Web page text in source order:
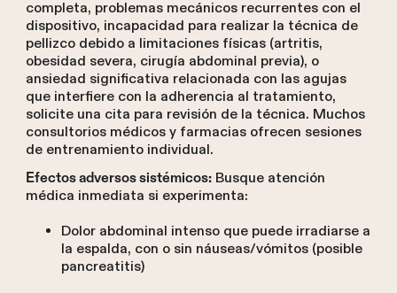
completa, problemas mecánicos recurrentes con el
dispositivo, incapacidad para realizar la técnica de
pellizco debido a limitaciones físicas (artritis,
obesidad severa, cirugía abdominal previa), o
ansiedad significativa relacionada con las agujas
que interfiere con la adherencia al tratamiento,
solicite una cita para revisión de la técnica. Muchos
consultorios médicos y farmacias ofrecen sesiones
de entrenamiento individual.
Efectos adversos sistémicos:Busque atención
médica inmediata si experimenta:
Dolor abdominal intenso que puede irradiarse a
la espalda, con o sin náuseas/vómitos (posible
pancreatitis)